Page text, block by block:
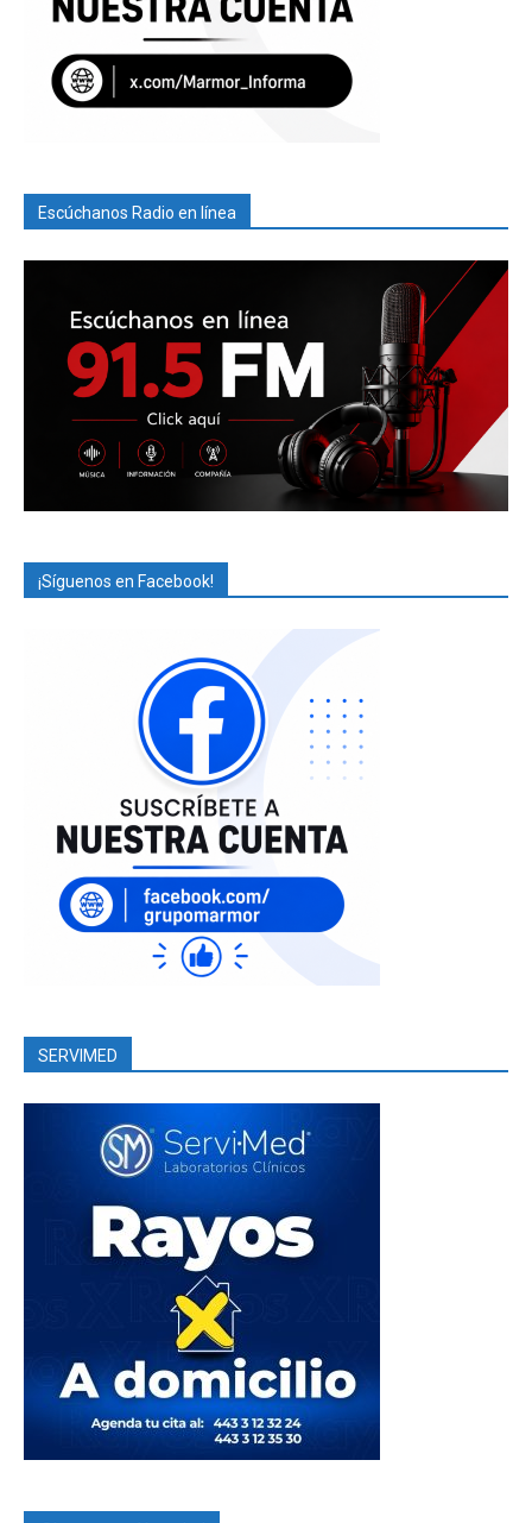
Escúchanos Radio en línea
¡Síguenos en Facebook!
SERVIMED